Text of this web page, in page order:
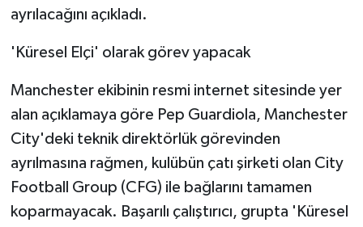
ayrılacağını açıkladı.
'Küresel Elçi' olarak görev yapacak
Manchester ekibinin resmi internet sitesinde yer
alan açıklamaya göre Pep Guardiola, Manchester
City'deki teknik direktörlük görevinden
ayrılmasına rağmen, kulübün çatı şirketi olan City
Football Group (CFG) ile bağlarını tamamen
koparmayacak. Başarılı çalıştırıcı, grupta 'Küresel